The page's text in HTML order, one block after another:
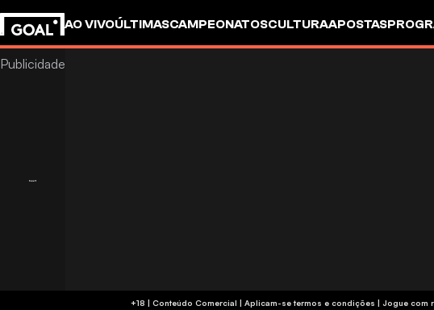
AO VIVOÚLTIMASCAMPEONATOSCULTURAAPOSTAS
+18 | Conteúdo Comercial | Aplicam-se termos e condições |